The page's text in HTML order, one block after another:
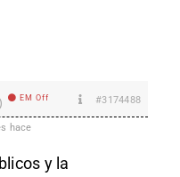
EM Off #3174488
hace
y la